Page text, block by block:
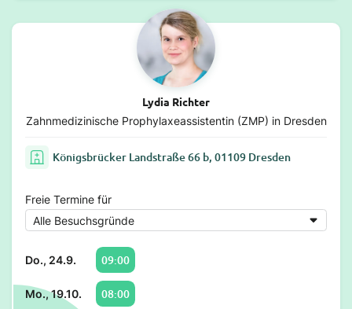
Lydia Richter
Zahnmedizinische Prophylaxeassistentin (ZMP) in Dresden
Königsbrücker Landstraße 66 b, 01109 Dresden
Freie Termine für
Do., 24.9. 09:00
Mo., 19.10. 08:00